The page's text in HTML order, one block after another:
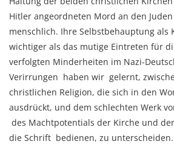
Hitler angeordneten Mord an den
menschlich. Ihre Selbstbehauptung als
wichtiger als das mutige Eintreten für
verfolgten Minderheiten im Nazi-
Verirrungen haben wir gelernt,
christlichen Religion, die sich in den
ausdrückt, und dem schlechten Werk
des Machtpotentials der Kirche und
die Schrift bedienen, zu